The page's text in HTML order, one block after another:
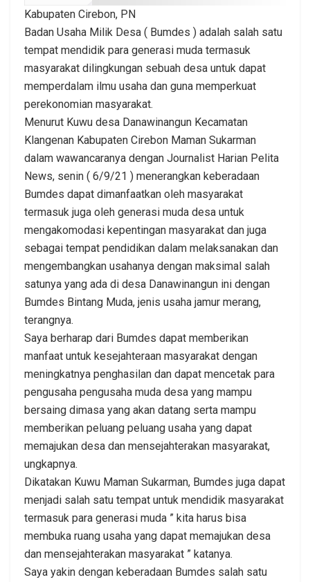
Kabupaten Cirebon, PN
Badan Usaha Milik Desa ( Bumdes ) adalah salah satu
tempat mendidik para generasi muda termasuk
masyarakat dilingkungan sebuah desa untuk dapat
memperdalam ilmu usaha dan guna memperkuat
perekonomian masyarakat.
Menurut Kuwu desa Danawinangun Kecamatan
Klangenan Kabupaten Cirebon Maman Sukarman
dalam wawancaranya dengan Journalist Harian Pelita
News, senin ( 6/9/21 ) menerangkan keberadaan
Bumdes dapat dimanfaatkan oleh masyarakat
termasuk juga oleh generasi muda desa untuk
mengakomodasi kepentingan masyarakat dan juga
sebagai tempat pendidikan dalam melaksanakan dan
mengembangkan usahanya dengan maksimal salah
satunya yang ada di desa Danawinangun ini dengan
Bumdes Bintang Muda, jenis usaha jamur merang,
terangnya.
Saya berharap dari Bumdes dapat memberikan
manfaat untuk kesejahteraan masyarakat dengan
meningkatnya penghasilan dan dapat mencetak para
pengusaha pengusaha muda desa yang mampu
bersaing dimasa yang akan datang serta mampu
memberikan peluang peluang usaha yang dapat
memajukan desa dan mensejahterakan masyarakat,
ungkapnya.
Dikatakan Kuwu Maman Sukarman, Bumdes juga dapat
menjadi salah satu tempat untuk mendidik masyarakat
termasuk para generasi muda ” kita harus bisa
membuka ruang usaha yang dapat memajukan desa
dan mensejahterakan masyarakat ” katanya.
Saya yakin dengan keberadaan Bumdes salah satu